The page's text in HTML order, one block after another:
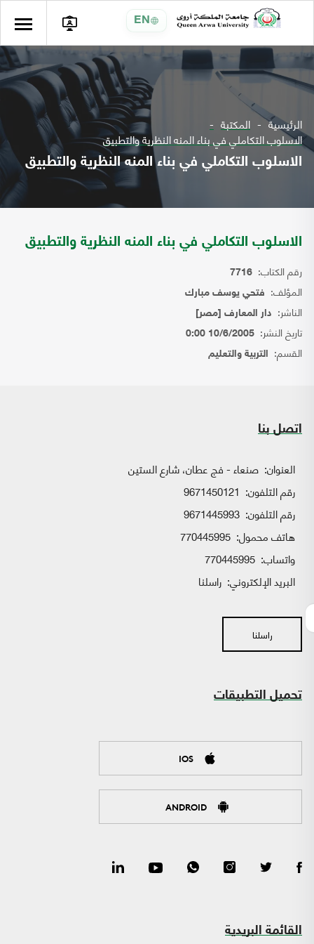
EN
الرئيسية المكتبة
الاسلوب التكاملي في بناء المنه النظرية والتطبيق
الاسلوب التكاملي في بناء المنه النظرية والتطبيق
الاسلوب التكاملي في بناء المنه النظرية والتطبيق
رقم الكتاب: 7716
المؤلف: فتحي يوسف مبارك
الناشر: دار المعارف [مصر]
تاريخ النشر: 10/6/2005 0:00
القسم: التربية والتعليم
اتصل بنا
العنوان: صنعاء - فج عطان، شارع الستين
رقم التلفون: 9671450121
رقم التلفون: 9671445993
هاتف محمول: 770445995
واتساب:
البريد الإلكتروني: راسلنا
راسلنا
تحميل التطبيقات
IOS
ANDROID
القائمة البريدية